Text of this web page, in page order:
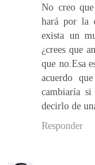
No creo
hará por la
exista un
¿crees que
que no.Esa
acuerdo
cambiaría si
decirlo de
Responder